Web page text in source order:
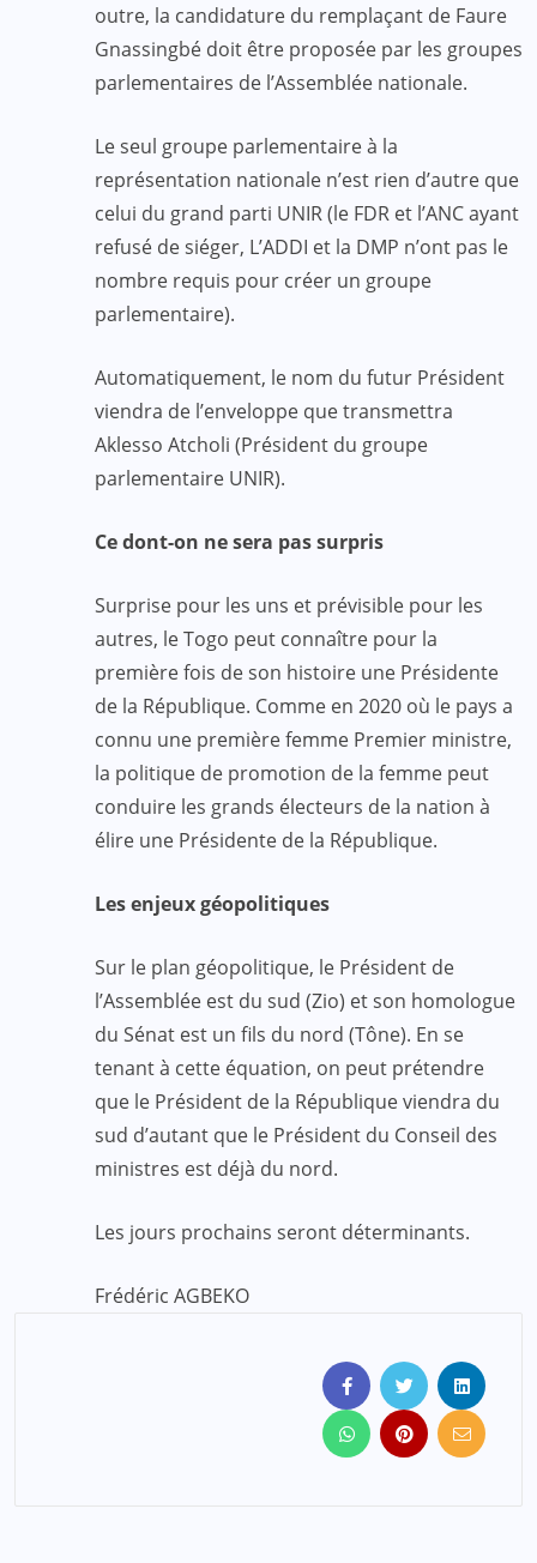
outre, la candidature du remplaçant de Faure
Gnassingbé doit être proposée par les groupes
parlementaires de l’Assemblée nationale.
Le seul groupe parlementaire à la
représentation nationale n’est rien d’autre que
celui du grand parti UNIR (le FDR et l’ANC ayant
refusé de siéger, L’ADDI et la DMP n’ont pas le
nombre requis pour créer un groupe
parlementaire).
Automatiquement, le nom du futur Président
viendra de l’enveloppe que transmettra
Aklesso Atcholi (Président du groupe
parlementaire UNIR).
Ce dont-on ne sera pas surpris
Surprise pour les uns et prévisible pour les
autres, le Togo peut connaître pour la
première fois de son histoire une Présidente
de la République. Comme en 2020 où le pays a
connu une première femme Premier ministre,
la politique de promotion de la femme peut
conduire les grands électeurs de la nation à
élire une Présidente de la République.
Les enjeux géopolitiques
Sur le plan géopolitique, le Président de
l’Assemblée est du sud (Zio) et son homologue
du Sénat est un fils du nord (Tône). En se
tenant à cette équation, on peut prétendre
que le Président de la République viendra du
sud d’autant que le Président du Conseil des
ministres est déjà du nord.
Les jours prochains seront déterminants.
Frédéric AGBEKO